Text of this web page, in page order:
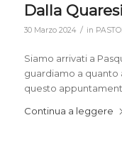
Dalla
30 Marzo 2024 / in
Siamo arrivati a
guardiamo a
questo
Continua a leggere